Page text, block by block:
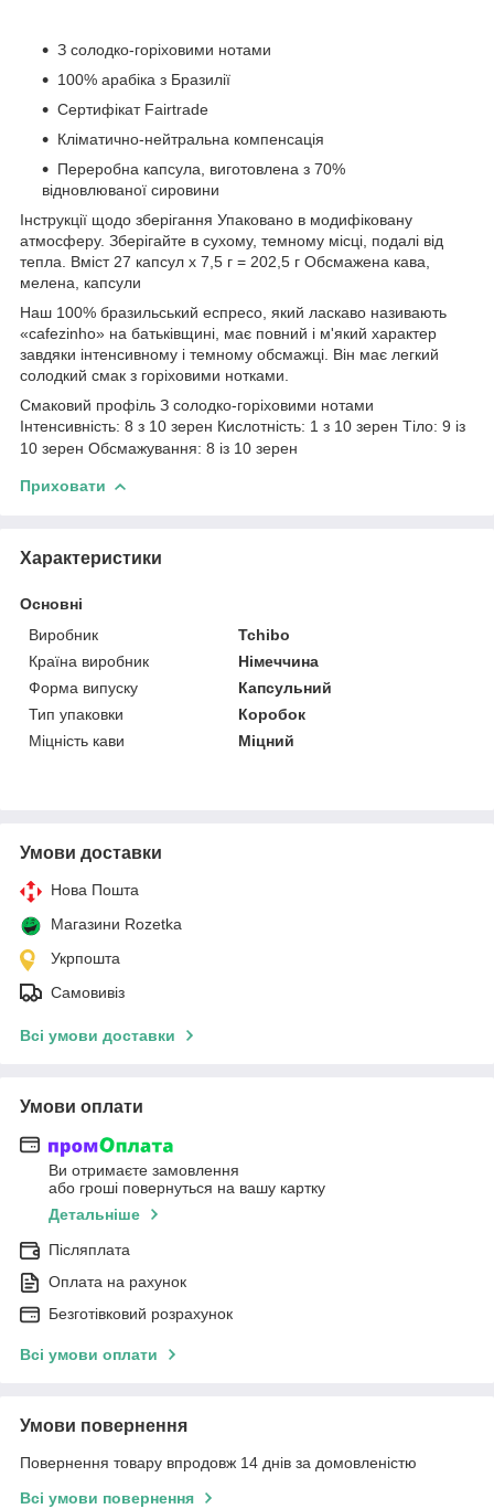
З солодко-горіховими нотами
100% арабіка з Бразилії
Сертифікат Fairtrade
Кліматично-нейтральна компенсація
Переробна капсула, виготовлена з 70%
відновлюваної сировини
Інструкції щодо зберігання Упаковано в модифіковану
атмосферу. Зберігайте в сухому, темному місці, подалі від
тепла. Вміст 27 капсул x 7,5 г = 202,5 г Обсмажена кава,
мелена, капсули
Наш 100% бразильський еспресо, який ласкаво називають
«cafezinho» на батьківщині, має повний і м'який характер
завдяки інтенсивному і темному обсмажці. Він має легкий
солодкий смак з горіховими нотками.
Смаковий профіль З солодко-горіховими нотами
Інтенсивність: 8 з 10 зерен Кислотність: 1 з 10 зерен Тіло: 9 із
10 зерен Обсмажування: 8 із 10 зерен
Приховати
Характеристики
Основні
Виробник
Tchibo
Країна виробник
Німеччина
Форма випуску
Капсульний
Тип упаковки
Коробок
Міцність кави
Міцний
Умови доставки
Нова Пошта
Магазини Rozetka
Укрпошта
Самовивіз
Всі умови доставки
Умови оплати
Ви отримаєте замовлення
або гроші повернуться на вашу картку
Детальніше
Післяплата
Оплата на рахунок
Безготівковий розрахунок
Всі умови оплати
Умови повернення
Повернення товару впродовж 14 днів за домовленістю
Всі умови повернення